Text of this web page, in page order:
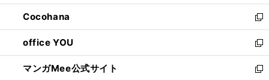
開
く
ウ
で
開
く
ン
ド
ウ
で
開
く
し
い
ウ
ィ
ン
ド
Cocohana
新
し
い
ウ
ィ
office YOU
新
し
い
マンガMee公式サイト
新